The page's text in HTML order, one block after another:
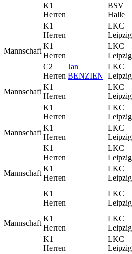
K1
Herren
BSV
Halle
K1
Herren
LKC
Leipzig
Mannschaft
K1
Herren
LKC
Leipzig
C2
Herren
Jan
BENZIEN
LKC
Leipzig
Mannschaft
K1
Herren
LKC
Leipzig
K1
Herren
LKC
Leipzig
Mannschaft
K1
Herren
LKC
Leipzig
K1
Herren
LKC
Leipzig
Mannschaft
K1
Herren
LKC
Leipzig
K1
Herren
LKC
Leipzig
Mannschaft
K1
Herren
LKC
Leipzig
K1
Herren
LKC
Leipzig